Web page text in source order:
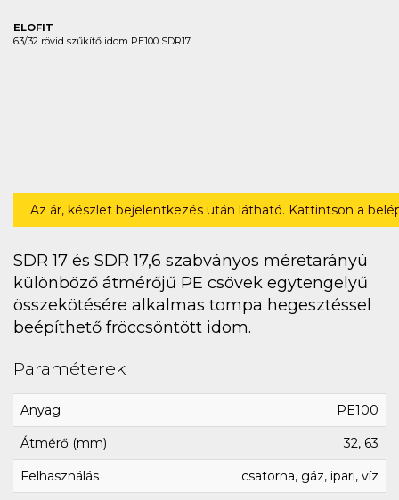
ELOFIT
63/32 rövid szűkítő idom PE100 SDR17
Az ár, készlet bejelentkezés után látható. Kattintson a
SDR 17 és SDR 17,6 szabványos méretarányú
különböző átmérőjű PE csövek egytengelyű
összekötésére alkalmas tompa hegesztéssel
beépíthető fröccsöntött idom.
Paraméterek
Anyag PE100
Átmérő (mm) 32, 63
Felhasználás csatorna, gáz, ipari, víz